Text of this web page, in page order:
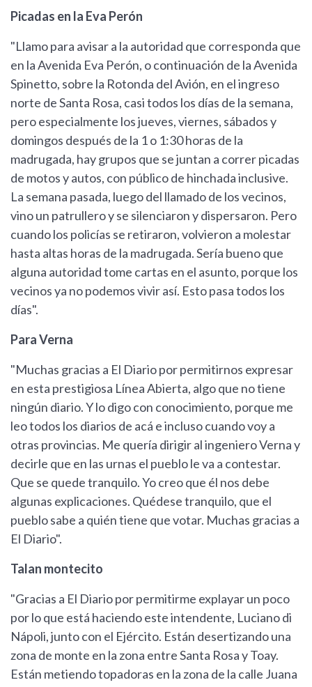
Picadas en la Eva Perón
"Llamo para avisar a la autoridad que corresponda que
en la Avenida Eva Perón, o continuación de la Avenida
Spinetto, sobre la Rotonda del Avión, en el ingreso
norte de Santa Rosa, casi todos los días de la semana,
pero especialmente los jueves, viernes, sábados y
domingos después de la 1 o 1:30 horas de la
madrugada, hay grupos que se juntan a correr picadas
de motos y autos, con público de hinchada inclusive.
La semana pasada, luego del llamado de los vecinos,
vino un patrullero y se silenciaron y dispersaron. Pero
cuando los policías se retiraron, volvieron a molestar
hasta altas horas de la madrugada. Sería bueno que
alguna autoridad tome cartas en el asunto, porque los
vecinos ya no podemos vivir así. Esto pasa todos los
días".
Para Verna
"Muchas gracias a El Diario por permitirnos expresar
en esta prestigiosa Línea Abierta, algo que no tiene
ningún diario. Y lo digo con conocimiento, porque me
leo todos los diarios de acá e incluso cuando voy a
otras provincias. Me quería dirigir al ingeniero Verna y
decirle que en las urnas el pueblo le va a contestar.
Que se quede tranquilo. Yo creo que él nos debe
algunas explicaciones. Quédese tranquilo, que el
pueblo sabe a quién tiene que votar. Muchas gracias a
El Diario".
Talan montecito
"Gracias a El Diario por permitirme explayar un poco
por lo que está haciendo este intendente, Luciano di
Nápoli, junto con el Ejército. Están desertizando una
zona de monte en la zona entre Santa Rosa y Toay.
Están metiendo topadoras en la zona de la calle Juana